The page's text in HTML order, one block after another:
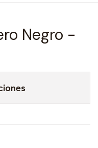
Negro -